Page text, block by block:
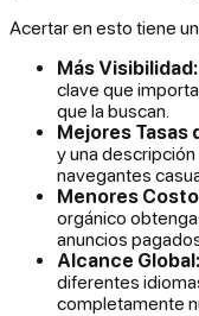
Acertar en esto tiene
Más Visibilidad:
clave que
que la buscan.
Mejores Tasas
y una
navegantes
Menores
orgánico
anuncios
Alcance Global:
diferentes
completamente